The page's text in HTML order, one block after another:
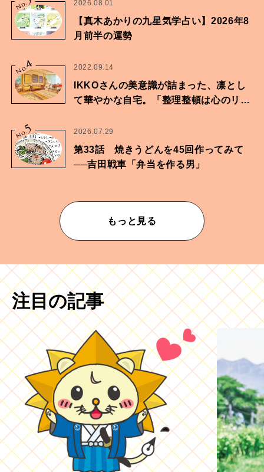
No. 2026.08.01
【真木あかりの九星気学占い】2026年8
月前半の運勢
No.4 2022.09.14
IKKOさんの美意識が詰まった、凛とし
て華やかな自宅。「整理整頓は心のリズ
No.5 2026.07.29
第33話 焼きうどんを45回作ってみて
──吉田戦車「弁当を作る男」
もっと見る
注目の記事